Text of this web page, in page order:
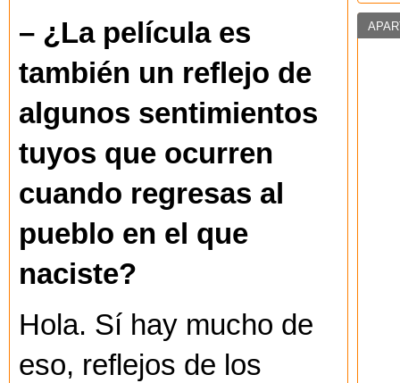
– ¿La película es
también un reflejo de
algunos sentimientos
tuyos que ocurren
cuando regresas al
pueblo en el que
naciste?
Hola. Sí hay mucho de
eso, reflejos de los